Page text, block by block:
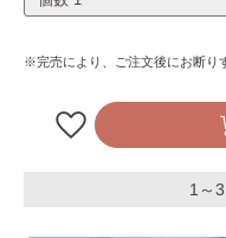
※完売により、ご注文後にお断り
1～